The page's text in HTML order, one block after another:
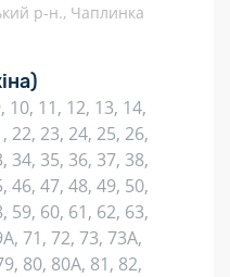
р-н., Чаплинка
10, 11, 12, 13, 14,
22, 23, 24, 25, 26,
34, 35, 36, 37, 38,
46, 47, 48, 49, 50,
59, 60, 61, 62, 63,
71, 72, 73, 73А,
80, 80А, 81, 82,